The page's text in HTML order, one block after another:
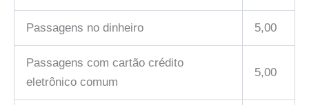
Passagens no dinheiro 5,00
Passagens com cartão crédito
eletrônico comum
5,00